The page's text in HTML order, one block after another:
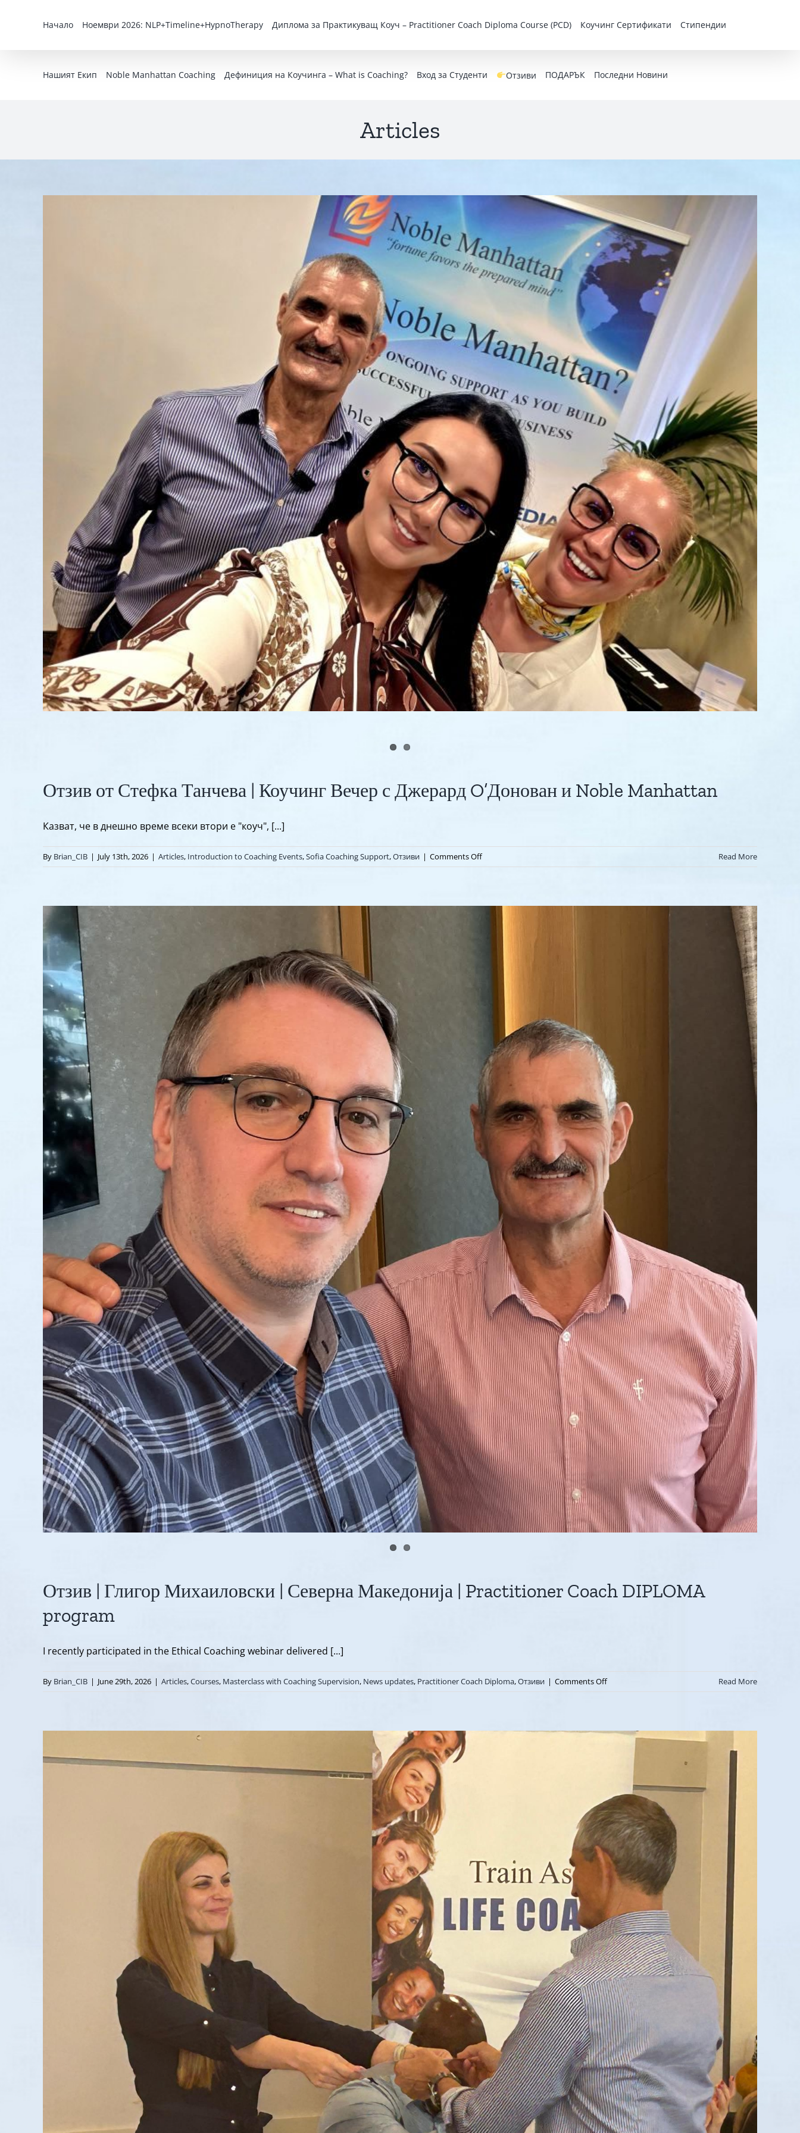
Начало Ноември 2026: NLP+Timeline+HypnoTherapy Дипломa за Практикуващ Коуч – Practitioner Coach Diploma Course (PCD) Коучинг Сертификати Стипендии
Нашият Екип Noble Manhattan Coaching Дефиниция на Коучинга – What is Coaching? Вход за Студенти Отзиви ПОДАРЪК Последни Новини
Articles
Отзив от Стефка Танчева | Коучинг Вечер с Джерард O’Донован и Noble Manhattan
Казват, че в днешно време всеки втори е "коуч", [...]
By Brian_CIB | July 13th, 2026 | Articles, Introduction to Coaching Events,Sofia Coaching Support,Отзиви | Comments Offon
Отзив
Вечер
Джерард
Manhattan
Read More
Отзив | Глигор Михаиловски | Северна Македонија | Practitioner Coach DIPLOMA
program
I recently participated in the Ethical Coaching webinar delivered [...]
By Brian_CIB | June 29th, 2026 | Articles,Courses, Masterclass with Coaching Supervision, News updates, Practitioner Coach Diploma,Отзиви | Comments Offon
Михаиловски
Северна
Practitioner
Coach
DIPLOMA
program
Read More